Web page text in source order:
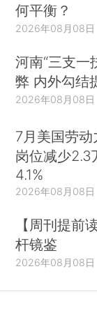
何平衡？
2026年08月08日
河南“三支一
弊 内外勾结
2026年08月08日
7月美国劳
岗位减少2.3
4.1%
2026年08月08日
【周刊提前
杆镜鉴
2026年08月08日